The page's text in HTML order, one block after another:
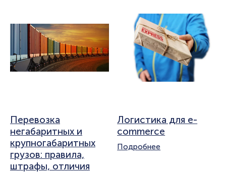
Перевозка
негабаритных и
крупногабаритных
грузов: правила,
штрафы, отличия
Логистика для e-
commerce
Подробнее